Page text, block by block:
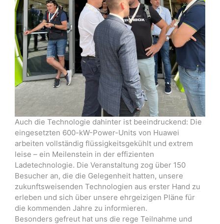
Auch die Technologie dahinter ist beeindruckend: Die
eingesetzten 600-kW-Power-Units von Huawei
arbeiten vollständig flüssigkeitsgekühlt und extrem
leise – ein Meilenstein in der effizienten
Ladetechnologie. Die Veranstaltung zog über 150
Besucher an, die die Gelegenheit hatten, unsere
zukunftsweisenden Technologien aus erster Hand zu
erleben und sich über unsere ehrgeizigen Pläne für
die kommenden Jahre zu informieren.
Besonders gefreut hat uns die rege Teilnahme und